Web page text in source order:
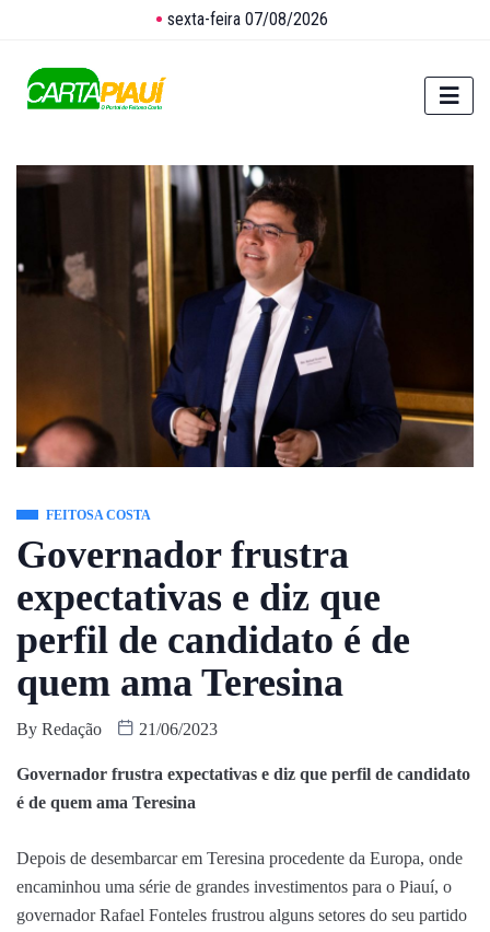
sexta-feira 07/08/2026
FEITOSA COSTA
Governador frustra
expectativas e diz que
perfil de candidato é de
quem ama Teresina
By Redação 21/06/2023
Governador frustra expectativas e diz que perfil de candidato
é de quem ama Teresina
Depois de desembarcar em Teresina procedente da Europa, onde
encaminhou uma série de grandes investimentos para o Piauí, o
governador Rafael Fonteles frustrou alguns setores do seu partido